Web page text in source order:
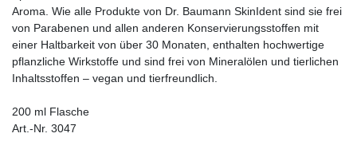
Aroma. Wie alle Produkte von Dr. Baumann SkinIdent sind sie frei
von Parabenen und allen anderen Konservierungsstoffen mit
einer Haltbarkeit von über 30 Monaten, enthalten hochwertige
pflanzliche Wirkstoffe und sind frei von Mineralölen und tierlichen
Inhaltsstoffen – vegan und tierfreundlich.
200 ml Flasche
Art.-Nr. 3047